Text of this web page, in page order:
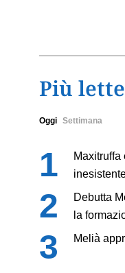
Più lette
Oggi Settimana
Debutta
la
Melià